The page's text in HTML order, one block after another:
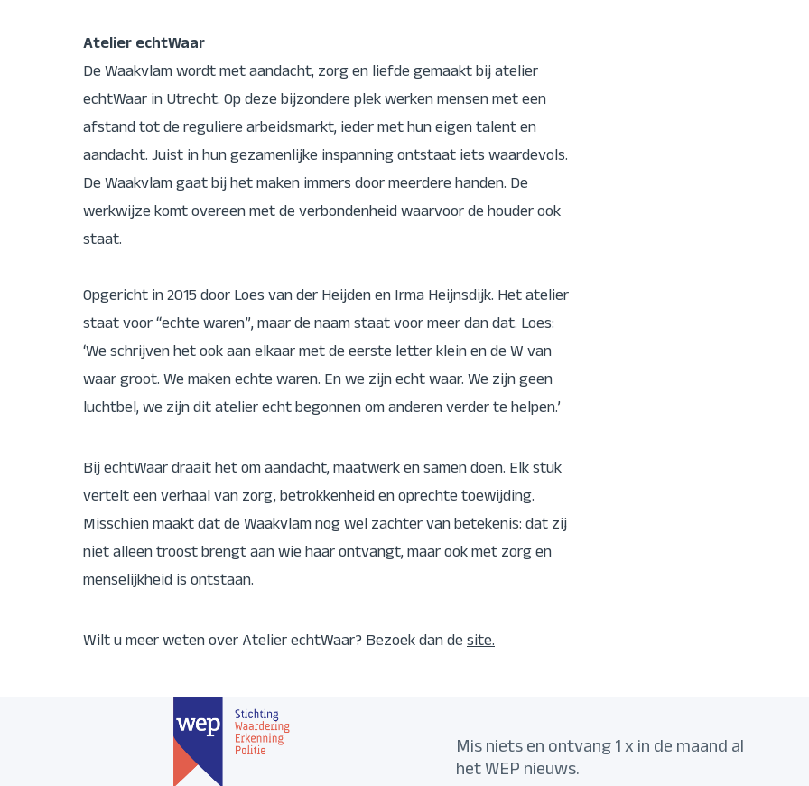
Atelier echtWaar
De Waakvlam wordt met aandacht, zorg en liefde gemaakt bij atelier
echtWaar in Utrecht. Op deze bijzondere plek werken mensen met een
afstand tot de reguliere arbeidsmarkt, ieder met hun eigen talent en
aandacht. Juist in hun gezamenlijke inspanning ontstaat iets waardevols.
De Waakvlam gaat bij het maken immers door meerdere handen. De
werkwijze komt overeen met de verbondenheid waarvoor de houder ook
staat.
Opgericht in 2015 door Loes van der Heijden en Irma Heijnsdijk. Het atelier
staat voor “echte waren”, maar de naam staat voor meer dan dat. Loes:
‘We schrijven het ook aan elkaar met de eerste letter klein en de W van
waar groot. We maken echte waren. En we zijn echt waar. We zijn geen
luchtbel, we zijn dit atelier echt begonnen om anderen verder te helpen.’
Bij echtWaar draait het om aandacht, maatwerk en samen doen. Elk stuk
vertelt een verhaal van zorg, betrokkenheid en oprechte toewijding.
Misschien maakt dat de Waakvlam nog wel zachter van betekenis: dat zij
niet alleen troost brengt aan wie haar ontvangt, maar ook met zorg en
menselijkheid is ontstaan.
Wilt u meer weten over Atelier echtWaar? Bezoek dan desite.
Mis niets en ontvang 1 x in de maand al
het WEP nieuws.